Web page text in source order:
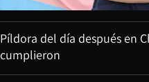
Píldora del día después en
cumplieron